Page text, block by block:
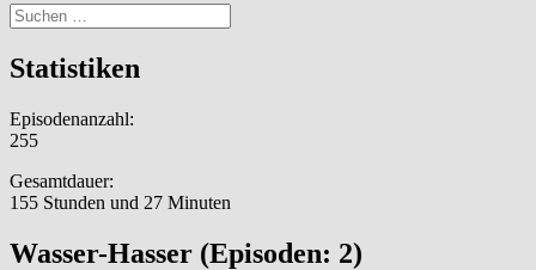
Suchen
nach:
Statistiken
Episodenanzahl:
255
Gesamtdauer:
155 Stunden und 27 Minuten
Wasser-Hasser (Episoden: 2)